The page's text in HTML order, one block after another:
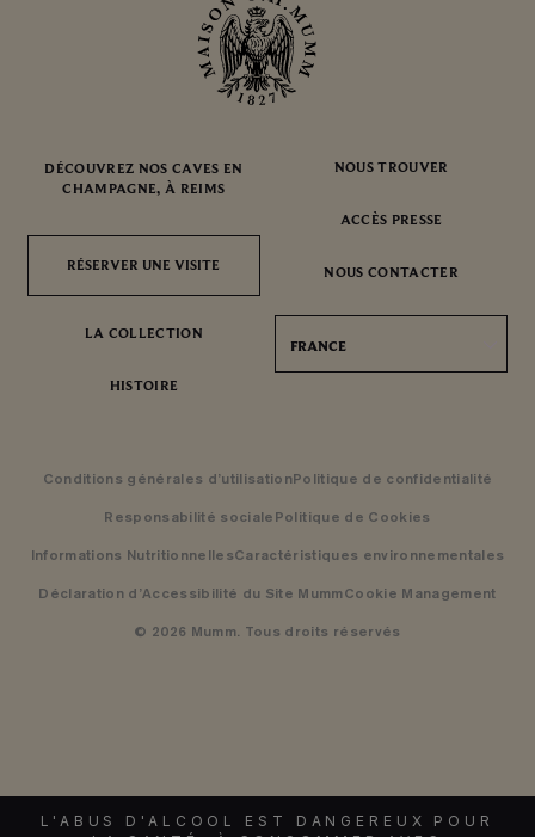
DÉCOUVREZ NOS CAVES EN
CHAMPAGNE, À REIMS
RÉSERVER UNE VISITE
RÉSERVER UNE VISITE
LA COLLECTION
HISTOIRE
NOUS TROUVER
ACCÈS PRESSE
NOUS CONTACTER
FRANCE
Conditions générales d’utilisationPolitique de confidentialité
Responsabilité sociale Politique de Cookies
Informations NutritionnellesCaractéristiques environnementales
Déclaration d’Accessibilité du Site MummCookie Management
© 2026 Mumm. Tous droits réservés
L'ABUS D'ALCOOL EST DANGEREUX POUR